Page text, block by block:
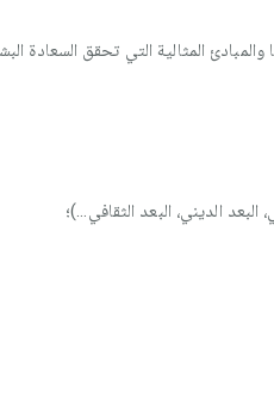
المثالية التي تحقق السعادة
البعد الديني، البعد الثقافي…)؛